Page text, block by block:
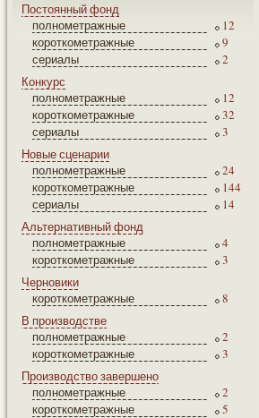
Постоянный фонд
полнометражные
12
короткометражные
9
сериалы
2
Конкурс
полнометражные
12
короткометражные
32
сериалы
3
Новые сценарии
полнометражные
24
короткометражные
144
сериалы
14
Альтернативный фонд
полнометражные
4
короткометражные
3
Черновики
короткометражные
8
В производстве
полнометражные
2
короткометражные
3
Производство завершено
полнометражные
2
короткометражные
5